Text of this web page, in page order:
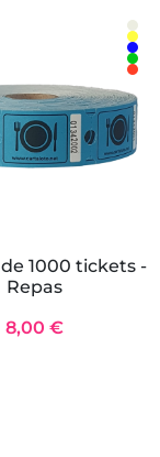
1000 tickets -
Repas
8,00 €